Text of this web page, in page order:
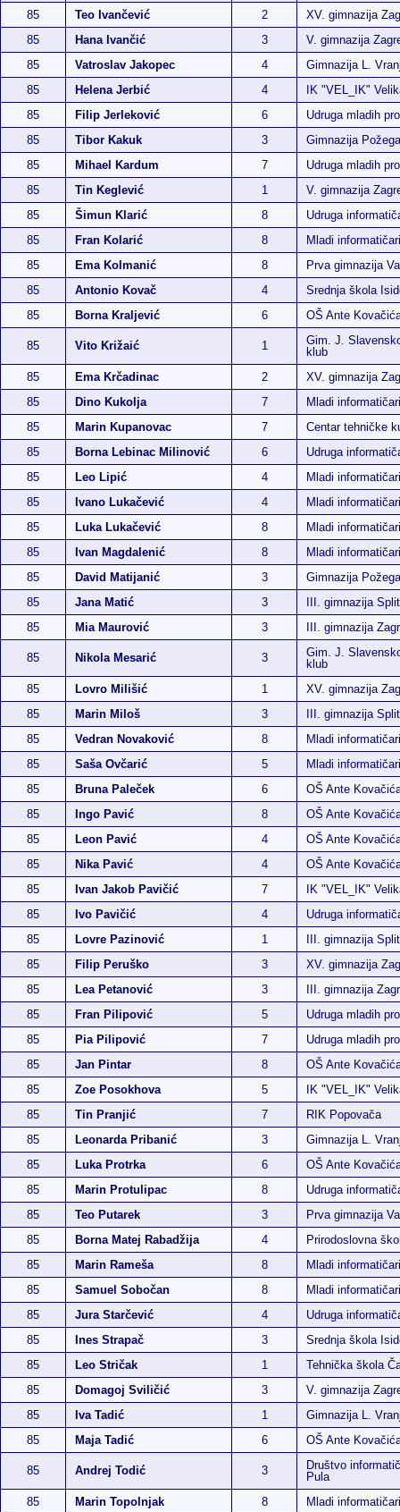
85 Teo Ivančević 2
XV. gimnazija
85
Hana Ivančić 3
V. gimnazija
85
Vatroslav Jakopec 4
Gimnazija L.
85
Helena Jerbić 4
IK "VEL_IK"
85
Filip Jerleković 6
Udruga mladih
85
Tibor Kakuk 3
Gimnazija Požega
85
Mihael Kardum 7
Udruga mladih
85
Tin Keglević 1
V. gimnazija
85
Šimun Klarić 8
Udruga
85
Fran Kolarić 8
Mladi
85
Ema Kolmanić 8
Prva gimnazija
85
Antonio Kovač 4
Srednja škola
85
Borna Kraljević 6 OŠ Ante
85 Vito Križaić 1
Gim. J.
klub
85
Ema Krčadinac 2
XV. gimnazija
85
Dino Kukolja 7
Mladi
85
Marin Kupanovac 7
Centar tehničke
85
Borna Lebinac Milinović 6
Udruga
85
Leo Lipić 4
Mladi
85
Ivano Lukačević 4
Mladi
85
Luka Lukačević 8
Mladi
85
Ivan Magdalenić 8
Mladi
85
David Matijanić 3
Gimnazija Požega
85
Jana Matić 3
III. gimnazija Split
85
Mia Maurović 3 III. gimnazija
85 Nikola Mesarić 3
Gim. J.
klub
85
Lovro Milišić 1
XV. gimnazija
85
Marin Miloš 3
III. gimnazija Split
85
Vedran Novaković 8
Mladi
85
Saša Ovčarić 5
Mladi
85
Bruna Paleček 6
OŠ Ante
85
Ingo Pavić 8
OŠ Ante
85
Leon Pavić 4
OŠ Ante
85
Nika Pavić 4
OŠ Ante
85
Ivan Jakob Pavičić 7
IK "VEL_IK"
85
Ivo Pavičić 4
Udruga
85
Lovre Pazinović 1
III. gimnazija Split
85
Filip Peruško 3
XV. gimnazija
85
Lea Petanović 3
III. gimnazija
85
Fran Pilipović 5
Udruga mladih
85
Pia Pilipović 7
Udruga mladih
85
Jan Pintar 8
OŠ Ante
85
Zoe Posokhova 5
IK "VEL_IK"
85
Tin Pranjić 7
RIK Popovača
85
Leonarda Pribanić 3
Gimnazija L.
85
Luka Protrka 6
OŠ Ante
85
Marin Protulipac 8
Udruga
85
Teo Putarek 3
Prva gimnazija
85
Borna Matej Rabadžija 4
Prirodoslovna
85
Marin Rameša 8
Mladi
85
Samuel Sobočan 8
Mladi
85
Jura Starčević 4
Udruga
85
Ines Strapač 3
Srednja škola
85
Leo Stričak 1
Tehnička škola
85
Domagoj Sviličić 3
V. gimnazija
85
Iva Tadić 1
Gimnazija L.
85
Maja Tadić 6 OŠ Ante
85 Andrej Todić 3
Društvo
Pula
85
Marin Topolnjak 8
Mladi